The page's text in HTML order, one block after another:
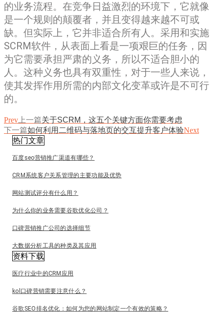
的业务流程。在竞争日益激烈的环境下，它就像
是一个规则的颠覆者，并且变得越来越不可或
缺。但实际上，它并非适合所有人。采用和实施
SCRM软件，从表面上看是一项艰巨的任务，因
为它需要承担严肃的义务，所以不适合胆小的
人。这种义务也具有双重性，对于一些人来说，
使其发挥作用所需的内部文化变革或许是不可行
的。
Prev 上一篇关于SCRM，这五个关键方面你需要考虑
下一篇如何利用二维码与落地页的交互提升客户体验Next
热门文章
百度seo营销推广渠道有哪些？
CRM系统客户关系管理的主要功能及优势
网站测试评分有什么用？
为什么你的业务需要谷歌优化公司？
口碑营销推广公司的选择细节
大数据分析工具的种类及其应用
资料下载
医疗行业中的CRM应用
kol口碑营销需要注意什么？
谷歌SEO排名优化：如何为您的网站制定一个有效的策略？